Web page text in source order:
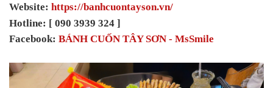
Website: https://banhcuontayson.vn/
Hotline: [ 090 3939 324 ]
Facebook: BÁNH CUỐN TÂY SƠN - MsSmile